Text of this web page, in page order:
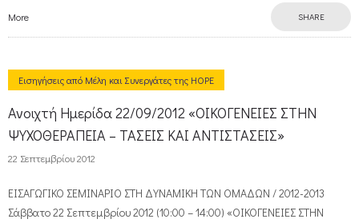
More SHARE
Εισηγήσεις από Μέλη και Συνεργάτες της HOPE
Ανοιχτή Ημερίδα 22/09/2012 «ΟΙΚΟΓΕΝΕΙΕΣ ΣΤΗΝ
ΨΥΧΟΘΕΡΑΠΕΙΑ – ΤΑΣΕΙΣ ΚΑΙ ΑΝΤΙΣΤΑΣΕΙΣ»
22 Σεπτεμβρίου 2012
ΕΙΣΑΓΩΓΙΚΟ ΣΕΜΙΝΑΡΙΟ ΣΤΗ ΔΥΝΑΜΙΚΗ ΤΩΝ ΟΜΑΔΩΝ / 2012-2013
Σάββατο 22 Σεπτεμβρίου 2012 (10:00 – 14:00) «ΟΙΚΟΓΕΝΕΙΕΣ ΣΤΗΝ